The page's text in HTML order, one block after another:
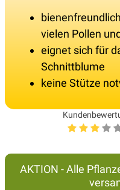
vielen Pollen
eignet sich für
Schnittblume
keine Stütze
AKTION - Alle